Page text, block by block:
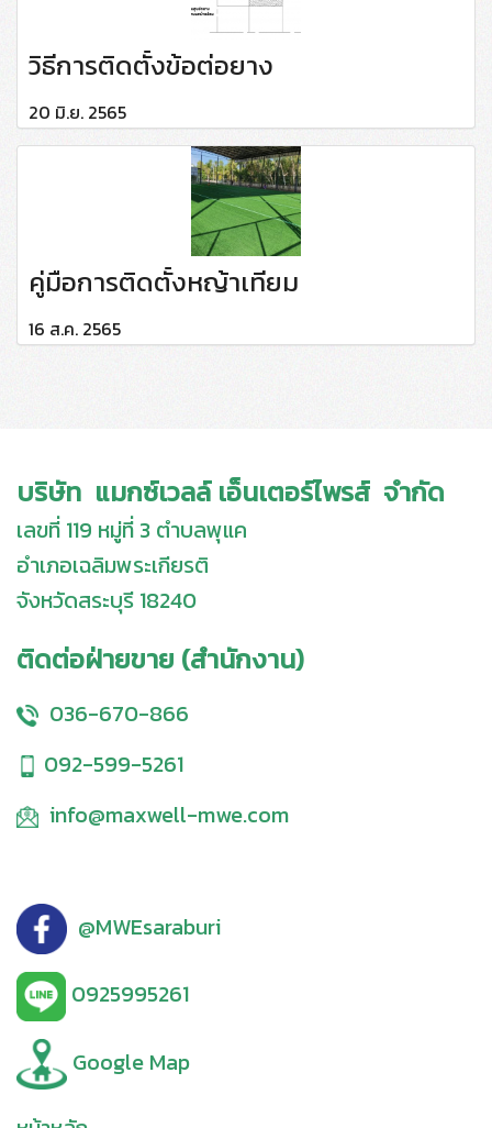
วิธีการติดตั้งข้อต่อยาง
20 มิ.ย. 2565
คู่มือการติดตั้งหญ้าเทียม
16 ส.ค. 2565
บริษัท แมกซ์เวลล์ เอ็นเตอร์ไพรส์ จำกัด
เลขที่ 119 หมู่ที่ 3 ตำบลพุแค
อำเภอเฉลิมพระเกียรติ
จังหวัดสระบุรี 18240
ติดต่อฝ่ายขาย (สำนักงาน)
036-670-866
092-599-5261
info@maxwell-mwe.com
@MWEsaraburi
0925995261
Google Map